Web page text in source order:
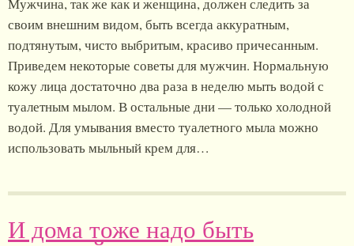
своим внешним видом, быть всегда аккуратным,
подтянутым, чисто выбритым, красиво причесанным.
Приведем некоторые советы для мужчин. Нормальную
кожу лица достаточно два раза в неделю мыть водой с
туалетным мылом. В остальные дни — только холодной
водой. Для умывания вместо туалетного мыла можно
использовать мыльный крем для…
И дома тоже надо быть